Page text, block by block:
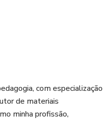
com especialização
de materiais
minha profissão,